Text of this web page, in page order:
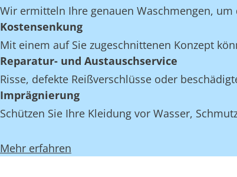
Wir ermitteln Ihre genauen Waschmengen,
Kostensenkung
Mit einem auf Sie zugeschnittenen Konzept
Reparatur- und Austauschservice
Risse, defekte Reißverschlüsse oder
Imprägnierung
Schützen Sie Ihre Kleidung vor Wasser,
Mehr erfahren